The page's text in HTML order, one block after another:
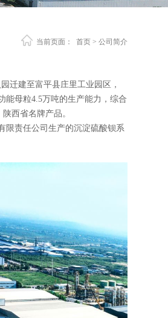
当前页面： 首页> 公司简介
迁建至富平县庄里工业园区，
能母粒4.5万吨的生产能力，综合
西省名牌产品。
限责任公司生产的沉淀硫酸钡系